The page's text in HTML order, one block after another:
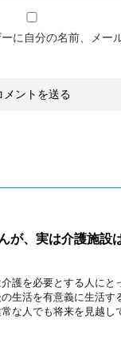
に自分の名前、メー
が、実は介護施設
護を必要とする人にと
生活を有意義に生活
な人でも将来を見越し